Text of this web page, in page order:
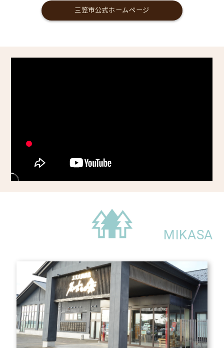
三笠市公式ホームページ
MIKASA